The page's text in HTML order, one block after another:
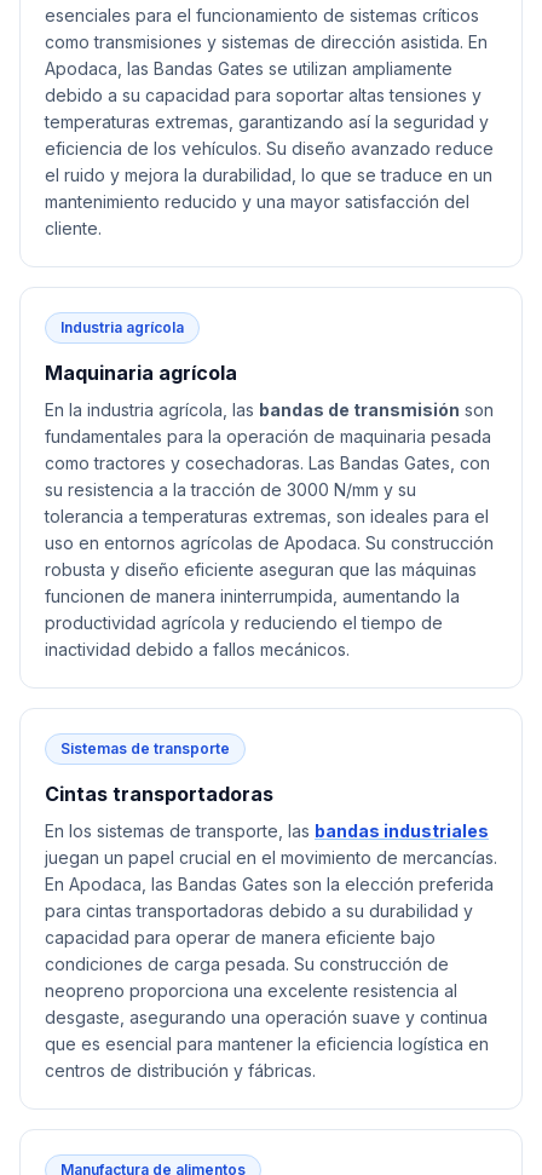
esenciales para el funcionamiento de sistemas críticos
como transmisiones y sistemas de dirección asistida. En
Apodaca, las Bandas Gates se utilizan ampliamente
debido a su capacidad para soportar altas tensiones y
temperaturas extremas, garantizando así la seguridad y
eficiencia de los vehículos. Su diseño avanzado reduce
el ruido y mejora la durabilidad, lo que se traduce en un
mantenimiento reducido y una mayor satisfacción del
cliente.
Industria agrícola
Maquinaria agrícola
En la industria agrícola, las bandas de transmisión son
fundamentales para la operación de maquinaria pesada
como tractores y cosechadoras. Las Bandas Gates, con
su resistencia a la tracción de 3000 N/mm y su
tolerancia a temperaturas extremas, son ideales para el
uso en entornos agrícolas de Apodaca. Su construcción
robusta y diseño eficiente aseguran que las máquinas
funcionen de manera ininterrumpida, aumentando la
productividad agrícola y reduciendo el tiempo de
inactividad debido a fallos mecánicos.
Sistemas de transporte
Cintas transportadoras
En los sistemas de transporte, las bandas industriales
juegan un papel crucial en el movimiento de mercancías.
En Apodaca, las Bandas Gates son la elección preferida
para cintas transportadoras debido a su durabilidad y
capacidad para operar de manera eficiente bajo
condiciones de carga pesada. Su construcción de
neopreno proporciona una excelente resistencia al
desgaste, asegurando una operación suave y continua
que es esencial para mantener la eficiencia logística en
centros de distribución y fábricas.
Manufactura de alimentos